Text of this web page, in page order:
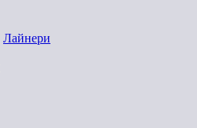
Лайнери